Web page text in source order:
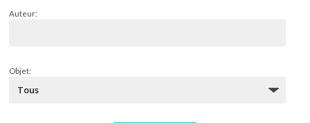
Auteur:
Objet: